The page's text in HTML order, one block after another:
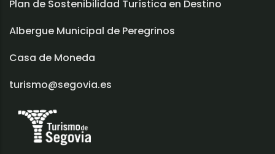
Plan de Sostenibilidad Turística en Destino
Albergue Municipal de Peregrinos
Casa de Moneda
turismo@segovia.es